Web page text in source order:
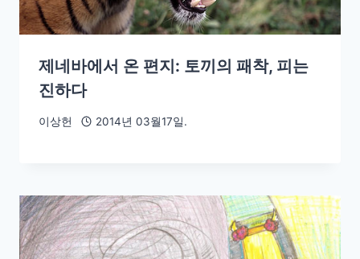
제네바에서 온 편지: 토끼의 패착, 피는
진하다
이상헌 2014년 03월17일.